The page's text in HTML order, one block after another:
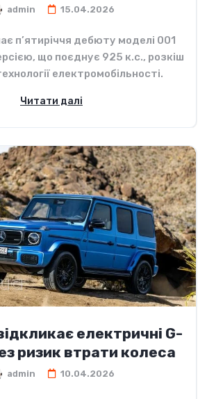
admin 15.04.2026
п’ятиріччя дебюту моделі 001
що поєднує 925 к.с., розкіш
електромобільності.
Читати далі
електричні G-
ризик втрати колеса
admin 10.04.2026